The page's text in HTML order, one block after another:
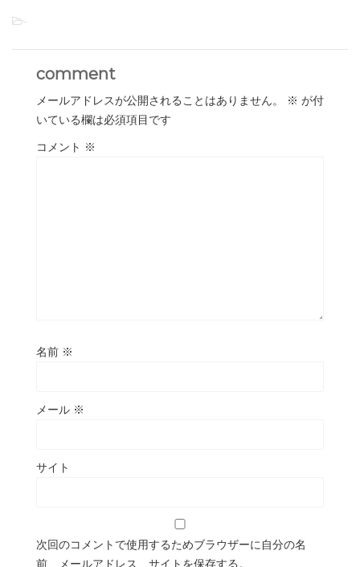
-
comment
メールアドレスが公開されることはありません。 ※ が付
いている欄は必須項目です
コメント ※
名前 ※
メール ※
サイト
次回のコメントで使用するためブラウザーに自分の名
前、メールアドレス、サイトを保存する。